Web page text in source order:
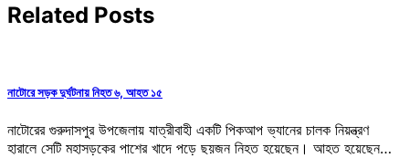
Related Posts
নাটোরে সড়ক দুর্ঘটনায় নিহত ৬, আহত ১৫
নাটোরের গুরুদাসপুর উপজেলায় যাত্রীবাহী একটি পিকআপ ভ্যানের চালক নিয়ন্ত্রণ
হারালে সেটি মহাসড়কের পাশের খাদে পড়ে ছয়জন নিহত হয়েছেন। আহত হয়েছেন…